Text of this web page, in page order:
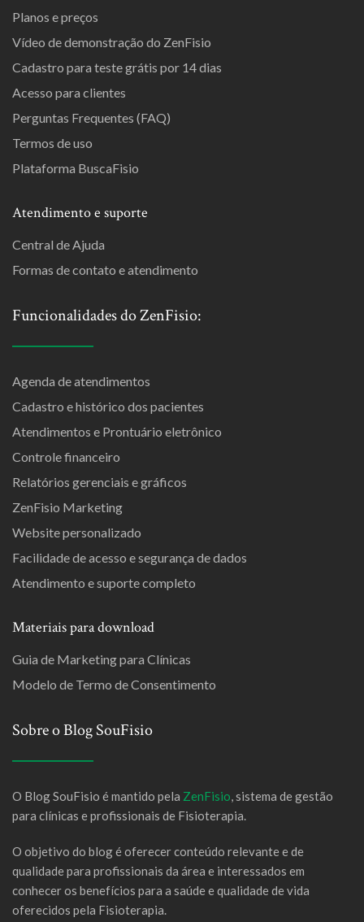
Planos e preços
Vídeo de demonstração do ZenFisio
Cadastro para teste grátis por 14 dias
Acesso para clientes
Perguntas Frequentes (FAQ)
Termos de uso
Plataforma BuscaFisio
Atendimento e suporte
Central de Ajuda
Formas de contato e atendimento
Funcionalidades do ZenFisio:
Agenda de atendimentos
Cadastro e histórico dos pacientes
Atendimentos e Prontuário eletrônico
Controle financeiro
Relatórios gerenciais e gráficos
ZenFisio Marketing
Website personalizado
Facilidade de acesso e segurança de dados
Atendimento e suporte completo
Materiais para download
Guia de Marketing para Clínicas
Modelo de Termo de Consentimento
Sobre o Blog SouFisio
O Blog SouFisio é mantido pela ZenFisio, sistema de gestão
para clínicas e profissionais de Fisioterapia.
O objetivo do blog é oferecer conteúdo relevante e de
qualidade para profissionais da área e interessados em
conhecer os benefícios para a saúde e qualidade de vida
oferecidos pela Fisioterapia.